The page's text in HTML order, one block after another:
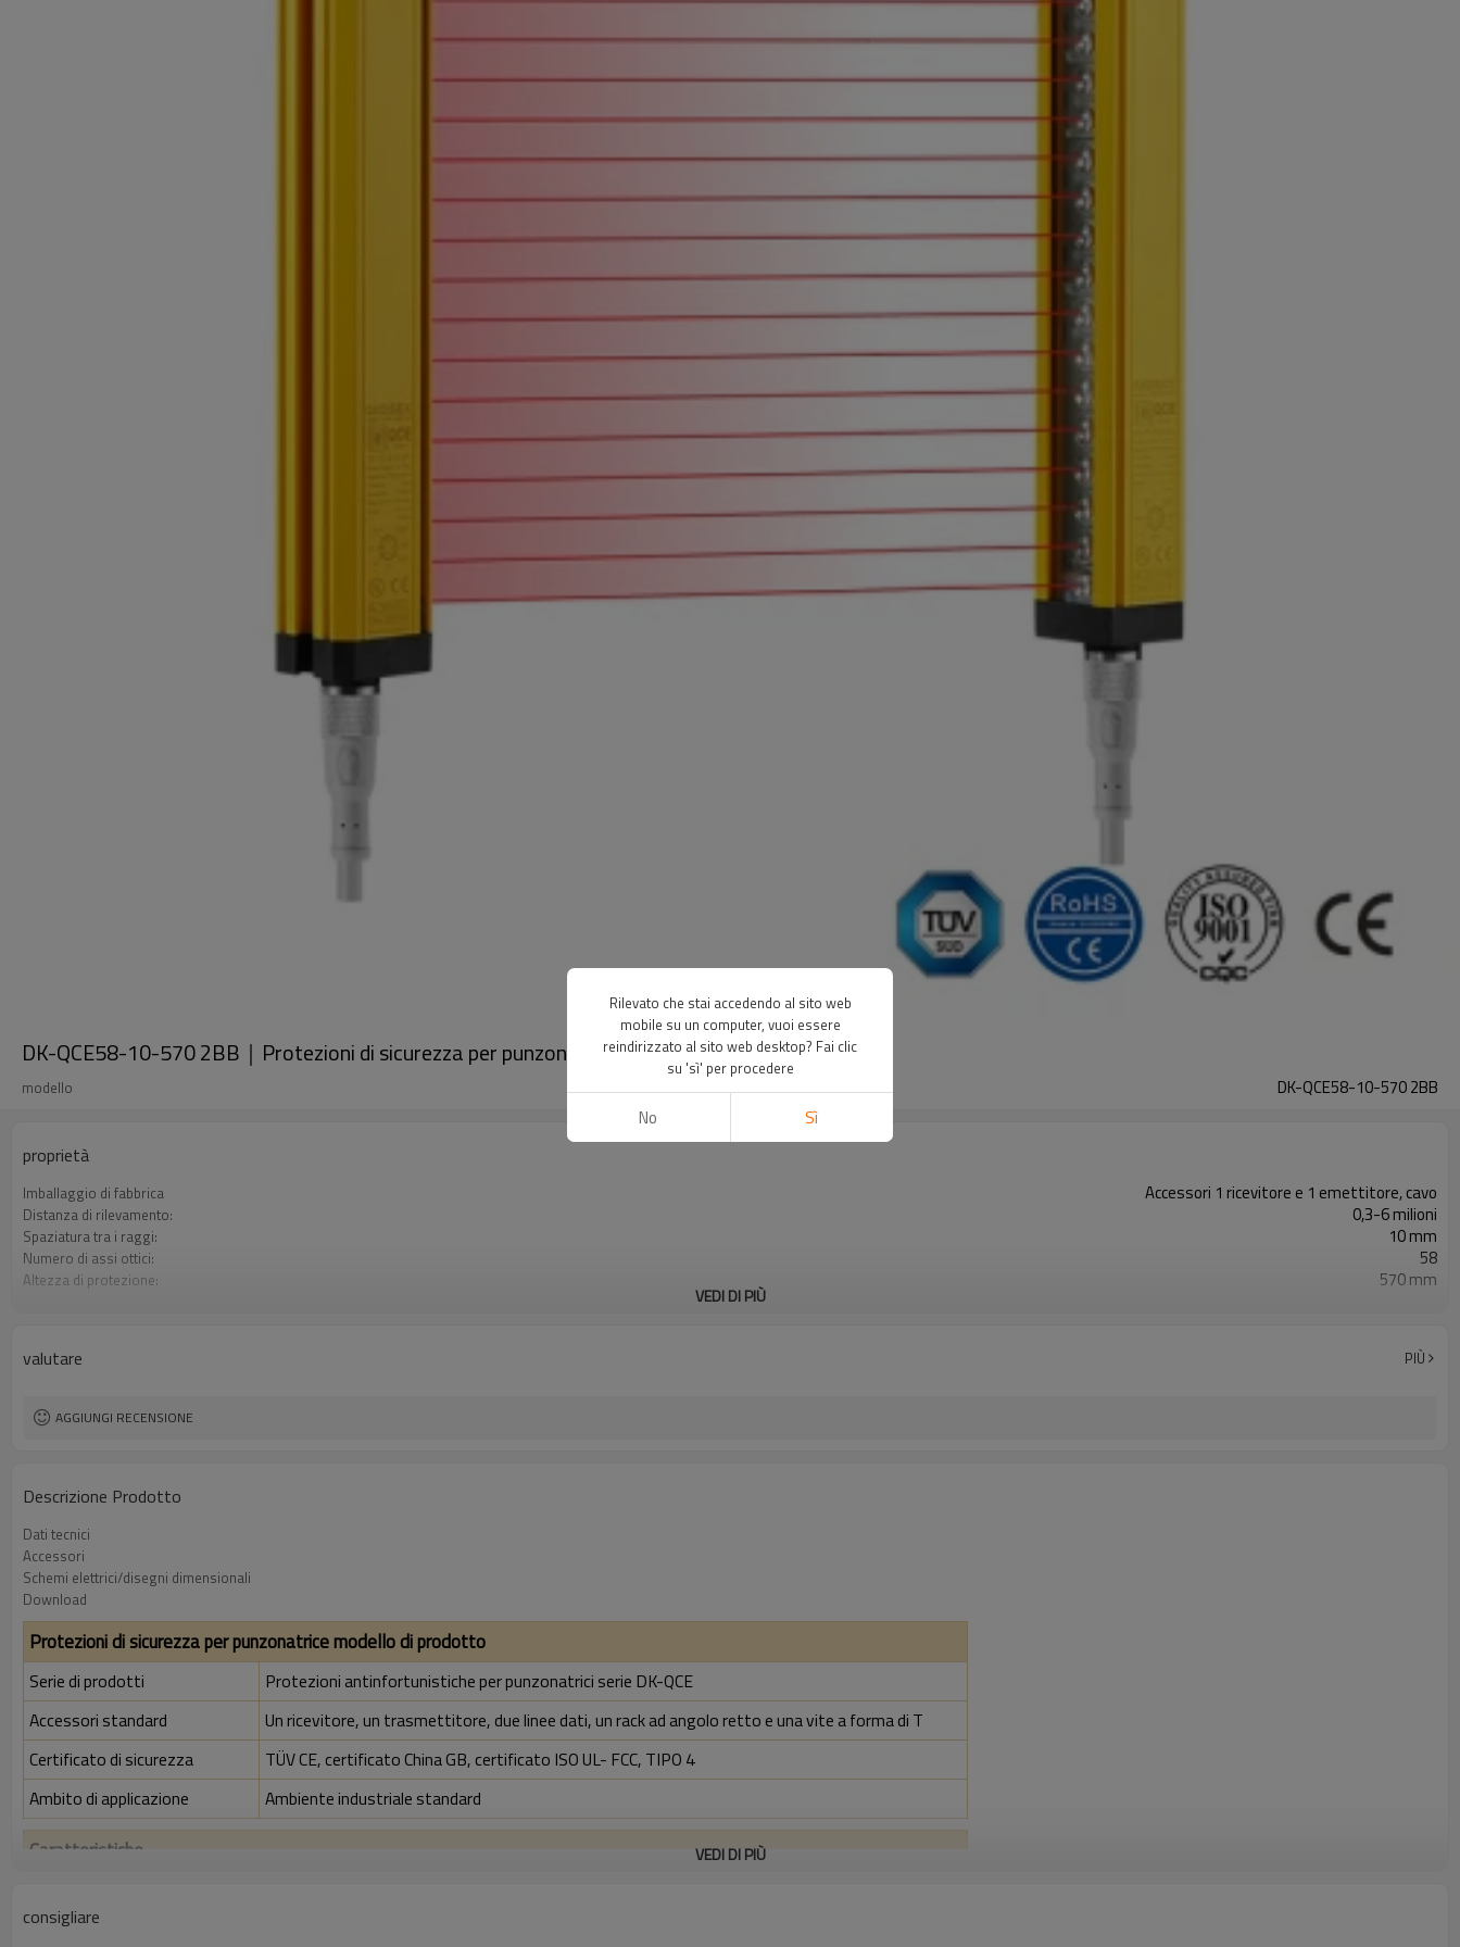
DK-QCE58-10-570 2BB｜Protezioni di sicurezza per punzonatrice｜DADISICK
modello DK-QCE58-10-570 2BB
proprietà
Imballaggio di fabbrica Accessori 1 ricevitore e 1 emettitore, cavo
Distanza di rilevamento: 0,3-6 milioni
Spaziatura tra i raggi: 10 mm
Numero di assi ottici: 58
Altezza di protezione: 570 mm
con accessori di montaggio
Certificazione: TUV, UL, CE, RoSH, GB
VEDI DI PIÙ
valutare PIÙ
AGGIUNGI RECENSIONE
Descrizione Prodotto
Dati tecnici
Accessori
Schemi elettrici/disegni dimensionali
Download
Protezioni di sicurezza per punzonatrice modello di prodotto
Serie di prodotti
Protezioni antinfortunistiche per punzonatrici serie DK-QCE
Accessori standard
Un ricevitore, un trasmettitore, due linee dati, un rack ad angolo retto e una vite a forma di T
Certificato di sicurezza
TÜV CE, certificato China GB, certificato ISO UL- FCC, TIPO 4
Ambito di applicazione
Ambiente industriale standard
Caratteristiche
Controlla la precisione
VEDI DI PIÙ
consigliare
Rilevato che stai accedendo al sito web
mobile su un computer, vuoi essere
reindirizzato al sito web desktop? Fai clic
su 'sì' per procedere
No Sì